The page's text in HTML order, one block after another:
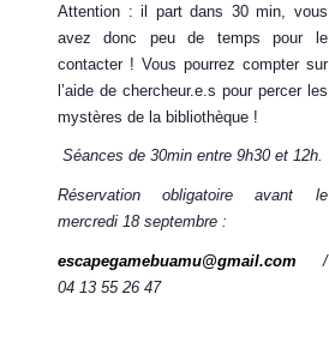
Attention : il part dans 30 min, vous
avez donc peu de temps pour le
contacter ! Vous pourrez compter sur
l’aide de chercheur.e.s pour percer les
mystères de la bibliothèque !
Séances de 30min entre 9h30 et 12h.
Réservation obligatoire avant le
mercredi 18 septembre :
escapegamebuamu@gmail.com /
04 13 55 26 47